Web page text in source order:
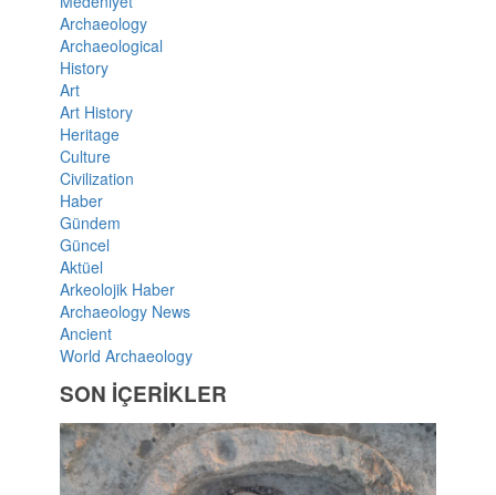
Archaeology
Archaeological
History
Art
Art History
Heritage
Culture
Civilization
Haber
Gündem
Güncel
Aktüel
Arkeolojik Haber
Archaeology News
Ancient
World Archaeology
SON İÇERİKLER